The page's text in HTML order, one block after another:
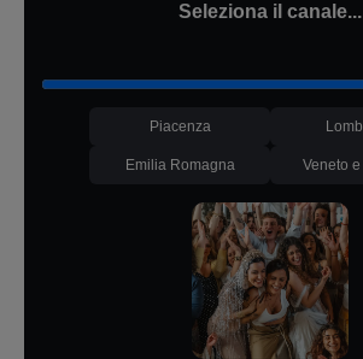
Seleziona il canale...
Piacenza
Emilia Romagna Veneto